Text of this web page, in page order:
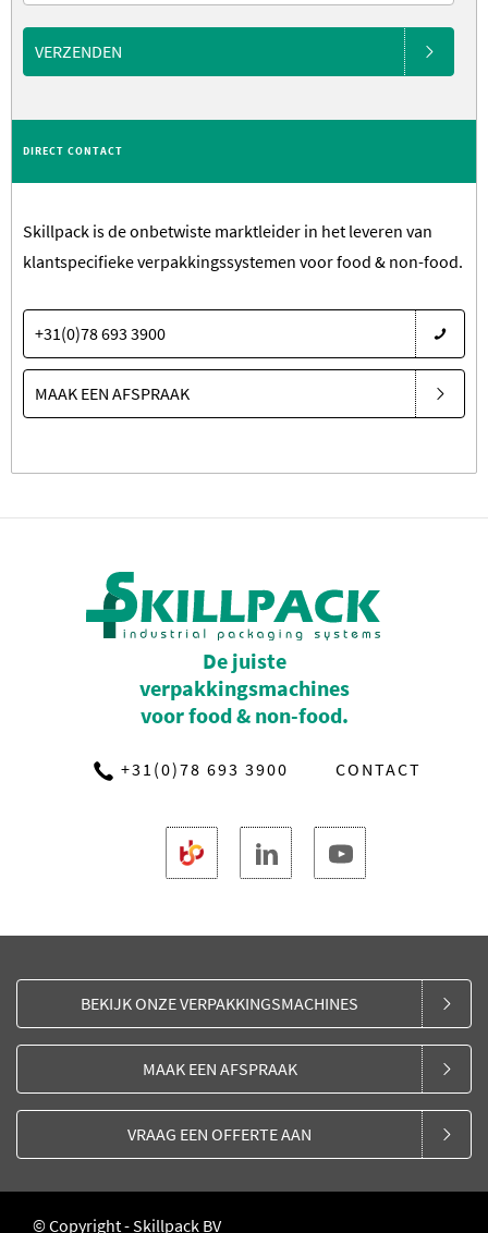
VERZENDEN
DIRECT CONTACT
Skillpack is de onbetwiste marktleider in het leveren van
klantspecifieke verpakkingssystemen voor food & non-food.
+31(0)78 693 3900
MAAK EEN AFSPRAAK
De juiste
verpakkingsmachines
voor food & non-food.
+31(0)78 693 3900 CONTACT
BEKIJK ONZE VERPAKKINGSMACHINES
MAAK EEN AFSPRAAK
VRAAG EEN OFFERTE AAN
© Copyright - Skillpack BV